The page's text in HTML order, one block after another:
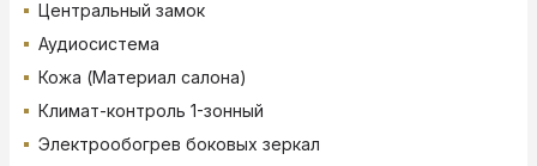
Центральный замок
Аудиосистема
Кожа (Материал салона)
Климат-контроль 1-зонный
Электрообогрев боковых зеркал